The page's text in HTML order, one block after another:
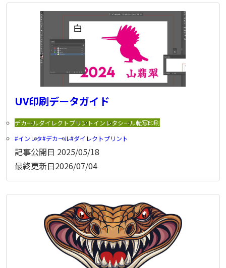
UV印刷データガイド
デカールダイレクトプリントインレタシール転写印刷
インレタ デカール ダイレクトプリント
記事公開日 2025/05/18
最終更新日2026/07/04